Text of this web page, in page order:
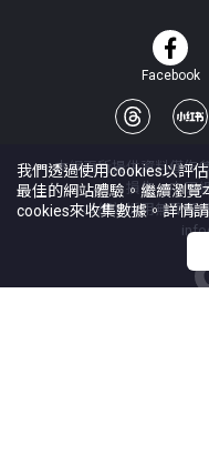
Facebook
本網頁所提供資料僅作
損失，中原
本網站採用無障礙
我們透過使用cookies以評
最佳的網站體驗。繼續瀏覽
cookies來收集數據。詳情